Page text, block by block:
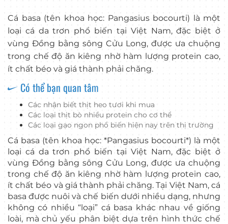
Cá basa (tên khoa học: Pangasius bocourti) là một
loại cá da trơn phổ biến tại Việt Nam, đặc biệt ở
vùng Đồng bằng sông Cửu Long, được ưa chuộng
trong chế độ ăn kiêng nhờ hàm lượng protein cao,
ít chất béo và giá thành phải chăng.
Có thể bạn quan tâm
Các nhận biết thịt heo tươi khi mua
Các loại thịt bò nhiều protein cho cơ thể
Các loại gạo ngon phổ biến hiện nay trên thị trường
Cá basa (tên khoa học: *Pangasius bocourti*) là một
loại cá da trơn phổ biến tại Việt Nam, đặc biệt ở
vùng Đồng bằng sông Cửu Long, được ưa chuộng
trong chế độ ăn kiêng nhờ hàm lượng protein cao,
ít chất béo và giá thành phải chăng. Tại Việt Nam, cá
basa được nuôi và chế biến dưới nhiều dạng, nhưng
không có nhiều “loại” cá basa khác nhau về giống
loài, mà chủ yếu phân biệt dựa trên hình thức chế